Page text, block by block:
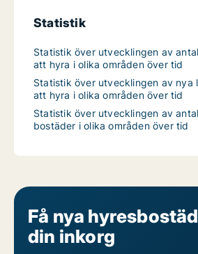
Statistik
Statistik över utvecklingen av
att hyra i olika områden över tid
Statistik över utvecklingen av nya
att hyra i olika områden över tid
Statistik över utvecklingen av
bostäder i olika områden över tid
Få nya
din inkorg